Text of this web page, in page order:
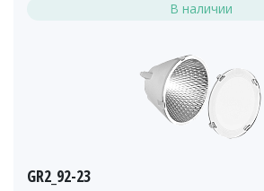
В наличии
GR2_92-23